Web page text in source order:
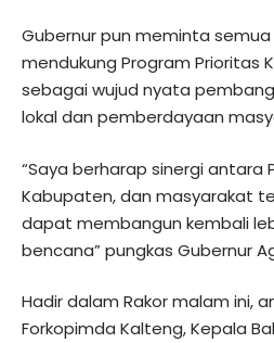
Gubernur pun meminta
mendukung Program Prioritas
sebagai wujud nyata
lokal dan pemberdayaan
“Saya berharap sinergi antara
Kabupaten, dan masyarakat
dapat membangun kembali
bencana” pungkas Gubernur
Hadir dalam Rakor malam ini,
Forkopimda Kalteng, Kepala